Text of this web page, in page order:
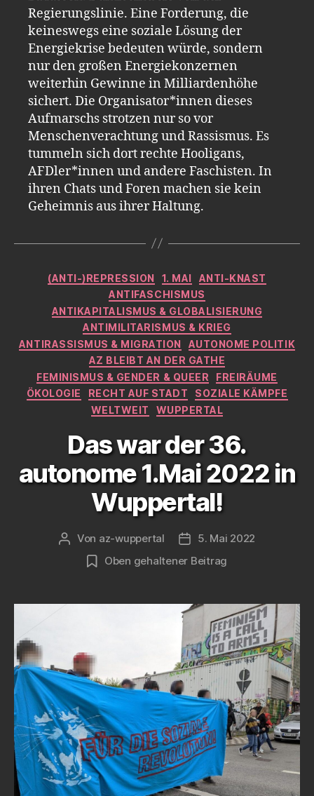
Regierungslinie. Eine Forderung, die
keineswegs eine soziale Lösung der
Energiekrise bedeuten würde, sondern
nur den großen Energiekonzernen
weiterhin Gewinne in Milliardenhöhe
sichert. Die Organisator*innen dieses
Aufmarschs strotzen nur so vor
Menschenverachtung und Rassismus. Es
tummeln sich dort rechte Hooligans,
AFDler*innen und andere Faschisten. In
ihren Chats und Foren machen sie kein
Geheimnis aus ihrer Haltung.
Kategorien
(ANTI-)REPRESSION 1. MAI
ANTI-KNAST
ANTIFASCHISMUS
ANTIKAPITALISMUS & GLOBALISIERUNG
ANTIMILITARISMUS & KRIEG
ANTIRASSISMUS & MIGRATION
AUTONOME POLITIK
AZ BLEIBT AN DER GATHE
FEMINISMUS & GENDER & QUEER
FREIRÄUME
ÖKOLOGIE
RECHT AUF STADT
SOZIALE KÄMPFE
WELTWEIT
WUPPERTAL
Das war der 36.
autonome 1.Mai 2022 in
Wuppertal!
Beitragsautor
Von az-wuppertal Veröffentlichungsdatum
5. Mai 2022
Oben gehaltener Beitrag